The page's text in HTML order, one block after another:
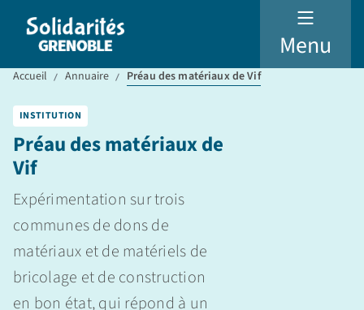
Menu
Accueil Annuaire Préau des matériaux de Vif
Préau des matériaux de
Vif
Expérimentation sur trois
communes de dons de
matériaux et de matériels de
bricolage et de construction
en bon état, qui répond à un
INSTITUTION